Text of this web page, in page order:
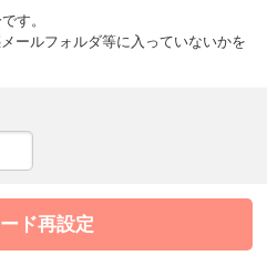
す。
ールフォルダ等に入っていないかを